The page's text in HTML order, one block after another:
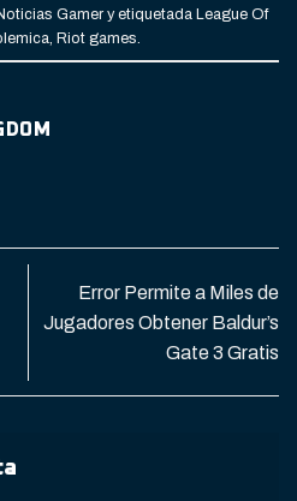
Gamery etiquetada League Of
, Riot games.
Error Permite a Miles de
Jugadores Obtener Baldur’s
Gate 3 Gratis